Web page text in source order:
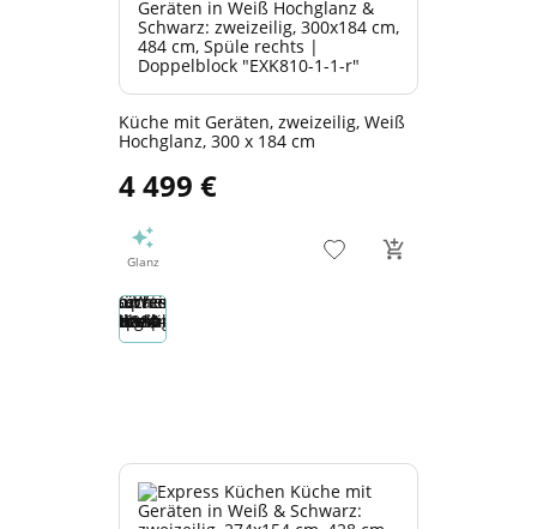
Küche mit Geräten, zweizeilig, Weiß
Hochglanz, 300 x 184 cm
4 499 €
Glanz